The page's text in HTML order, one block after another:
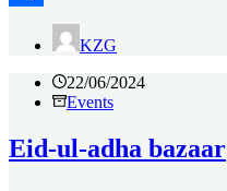
KZG
22/06/2024
Events
Eid-ul-adha bazaar